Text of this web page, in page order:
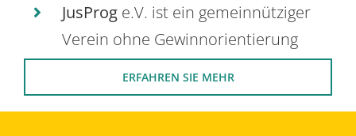
JusProg e.V. ist ein gemeinnütziger
Verein ohne Gewinnorientierung
ERFAHREN SIE MEHR